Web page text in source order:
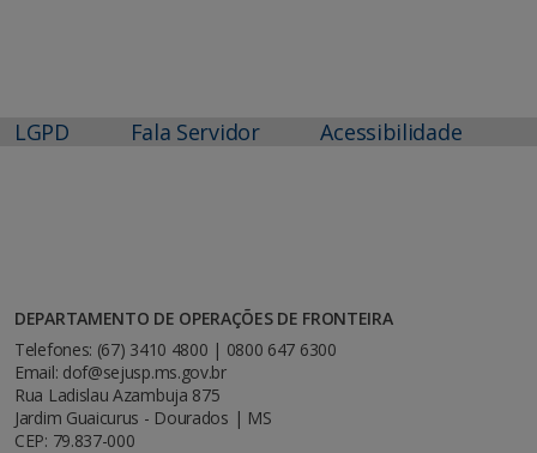
LGPD Fala Servidor Acessibilidade
DEPARTAMENTO DE OPERAÇÕES DE FRONTEIRA
Telefones: (67) 3410 4800 | 0800 647 6300
Email: dof@sejusp.ms.gov.br
Rua Ladislau Azambuja 875
Jardim Guaicurus - Dourados | MS
CEP: 79.837-000